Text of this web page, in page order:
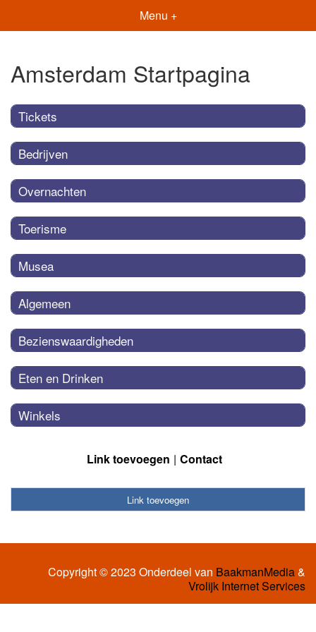
Menu +
Amsterdam Startpagina
Tickets
Bedrijven
Overnachten
Toerisme
Musea
Algemeen
Bezienswaardigheden
Eten en Drinken
Winkels
Link toevoegen Contact
Link toevoegen
Copyright © 2023 Onderdeel van BaakmanMedia&
Vrolijk Internet Services